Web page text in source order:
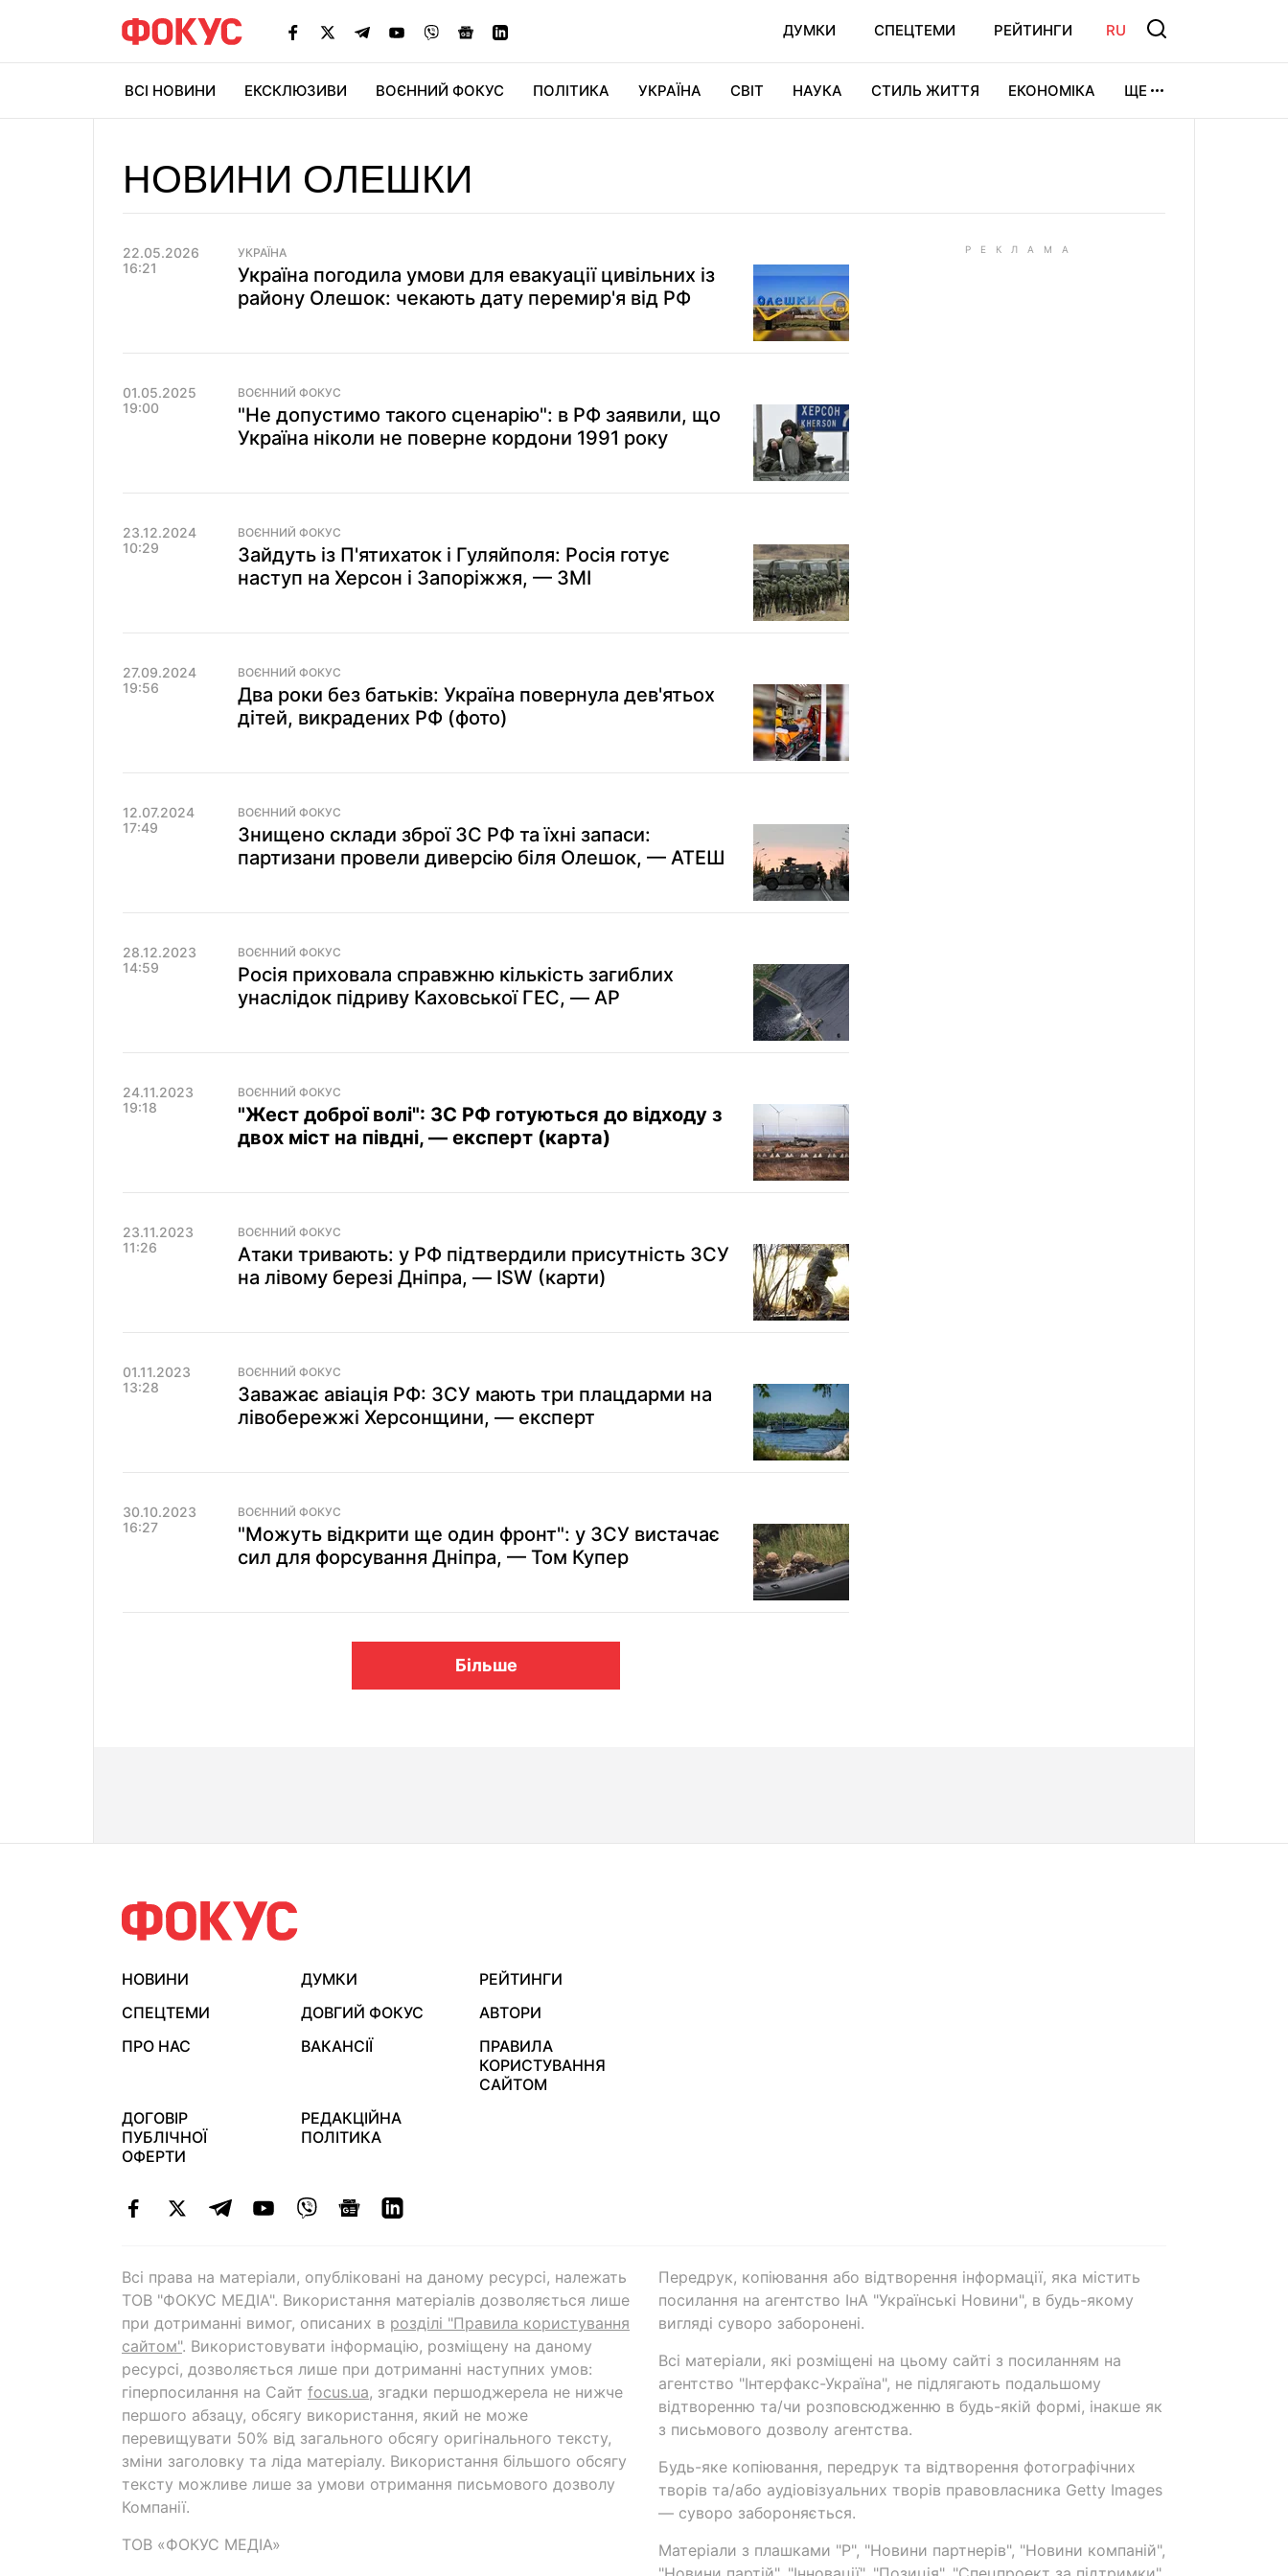
ДУМКИ СПЕЦТЕМИ РЕЙТИНГИ RU
ВСІ НОВИНИ ЕКСКЛЮЗИВИ ВОЄННИЙ ФОКУС ПОЛІТИКА УКРАЇНА СВІТ НАУКА СТИЛЬ ЖИТТЯ ЕКОНОМІКА ЩЕ
НОВИНИ ОЛЕШКИ
22.05.2026
16:21
УКРАЇНА
Україна погодила умови для евакуації цивільних із
району Олешок: чекають дату перемир'я від РФ
01.05.2025
19:00
ВОЄННИЙ ФОКУС
"Не допустимо такого сценарію": в РФ заявили, що
Україна ніколи не поверне кордони 1991 року
23.12.2024
10:29
ВОЄННИЙ ФОКУС
Зайдуть із П'ятихаток і Гуляйполя: Росія готує
наступ на Херсон і Запоріжжя, — ЗМІ
27.09.2024
19:56
ВОЄННИЙ ФОКУС
Два роки без батьків: Україна повернула дев'ятьох
дітей, викрадених РФ (фото)
12.07.2024
17:49
ВОЄННИЙ ФОКУС
Знищено склади зброї ЗС РФ та їхні запаси:
партизани провели диверсію біля Олешок, — АТЕШ
28.12.2023
14:59
ВОЄННИЙ ФОКУС
Росія приховала справжню кількість загиблих
унаслідок підриву Каховської ГЕС, — AP
24.11.2023
19:18
ВОЄННИЙ ФОКУС
"Жест доброї волі": ЗС РФ готуються до відходу з
двох міст на півдні, — експерт (карта)
23.11.2023
11:26
ВОЄННИЙ ФОКУС
Атаки тривають: у РФ підтвердили присутність ЗСУ
на лівому березі Дніпра, — ISW (карти)
01.11.2023
13:28
ВОЄННИЙ ФОКУС
Заважає авіація РФ: ЗСУ мають три плацдарми на
лівобережжі Херсонщини, — експерт
30.10.2023
16:27
ВОЄННИЙ ФОКУС
"Можуть відкрити ще один фронт": у ЗСУ вистачає
сил для форсування Дніпра, — Том Купер
Більше
НОВИНИ ДУМКИ
РЕЙТИНГИ
СПЕЦТЕМИ
ДОВГИЙ ФОКУС
АВТОРИ
ПРО НАС
ВАКАНСІЇ
ПРАВИЛА
КОРИСТУВАННЯ
САЙТОМ
ДОГОВІР
ПУБЛІЧНОЇ
ОФЕРТИ
РЕДАКЦІЙНА
ПОЛІТИКА
Всі права на матеріали, опубліковані на даному ресурсі, належать
ТОВ "ФОКУС МЕДІА". Використання матеріалів дозволяється лише
при дотриманні вимог, описаних в розділі "Правила користування
сайтом". Використовувати інформацію, розміщену на даному
ресурсі, дозволяється лише при дотриманні наступних умов:
гіперпосилання на Cайт focus.ua, згадки першоджерела не нижче
першого абзацу, обсягу використання, який не може
перевищувати 50% від загального обсягу оригінального тексту,
зміни заголовку та ліда матеріалу. Використання більшого обсягу
тексту можливе лише за умови отримання письмового дозволу
Компанії.
ТОВ «ФОКУС МЕДІА»
Передрук, копіювання або відтворення інформації, яка містить
посилання на агентство ІнА "Українські Новини", в будь-якому
вигляді суворо заборонені.
Всі матеріали, які розміщені на цьому сайті з посиланням на
агентство "Інтерфакс-Україна", не підлягають подальшому
відтворенню та/чи розповсюдженню в будь-якій формі, інакше як
з письмового дозволу агентства.
Будь-яке копіювання, передрук та відтворення фотографічних
творів та/або аудіовізуальних творів правовласника Getty Images
— суворо забороняється.
Матеріали з плашками "Р", "Новини партнерів", "Новини компаній",